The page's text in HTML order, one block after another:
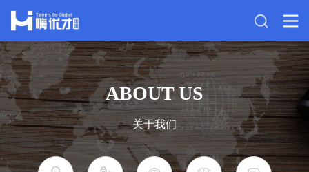
ABOUT US
关于我们